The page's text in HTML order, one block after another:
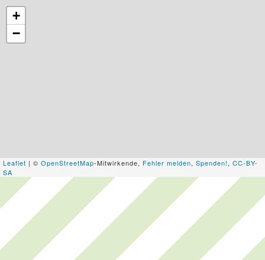
+
−
Leaflet | © OpenStreetMap-Mitwirkende, Fehler melden, Spenden!, CC-BY-
SA